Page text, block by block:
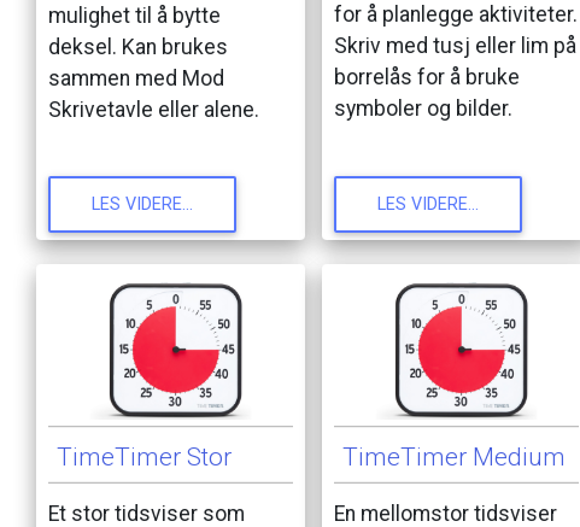
mulighet til å bytte
deksel. Kan brukes
sammen med Mod
Skrivetavle eller alene.
LES VIDERE...
for å planlegge aktiviteter.
Skriv med tusj eller lim på
borrelås for å bruke
symboler og bilder.
LES VIDERE...
TimeTimer Stor
Et stor tidsviser som
TimeTimer Medium
En mellomstor tidsviser